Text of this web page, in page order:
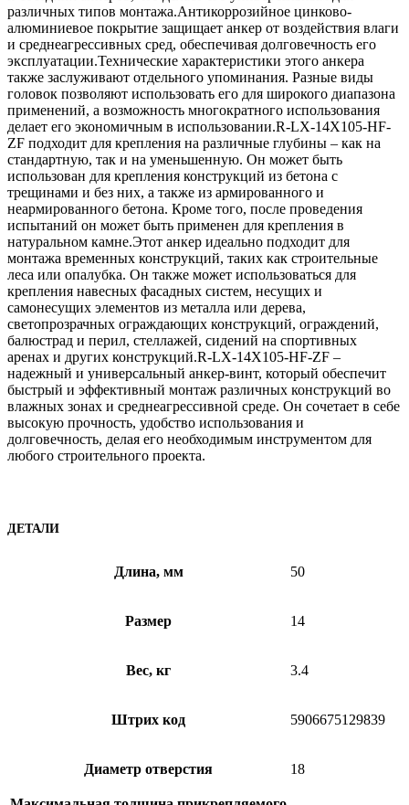
различных типов монтажа.Антикоррозийное цинково-
алюминиевое покрытие защищает анкер от воздействия влаги
и среднеагрессивных сред, обеспечивая долговечность его
эксплуатации.Технические характеристики этого анкера
также заслуживают отдельного упоминания. Разные виды
головок позволяют использовать его для широкого диапазона
применений, а возможность многократного использования
делает его экономичным в использовании.R-LX-14X105-HF-
ZF подходит для крепления на различные глубины – как на
стандартную, так и на уменьшенную. Он может быть
использован для крепления конструкций из бетона с
трещинами и без них, а также из армированного и
неармированного бетона. Кроме того, после проведения
испытаний он может быть применен для крепления в
натуральном камне.Этот анкер идеально подходит для
монтажа временных конструкций, таких как строительные
леса или опалубка. Он также может использоваться для
крепления навесных фасадных систем, несущих и
самонесущих элементов из металла или дерева,
светопрозрачных ограждающих конструкций, ограждений,
балюстрад и перил, стеллажей, сидений на спортивных
аренах и других конструкций.R-LX-14X105-HF-ZF –
надежный и универсальный анкер-винт, который обеспечит
быстрый и эффективный монтаж различных конструкций во
влажных зонах и среднеагрессивной среде. Он сочетает в себе
высокую прочность, удобство использования и
долговечность, делая его необходимым инструментом для
любого строительного проекта.
ДЕТАЛИ
Длина, мм 50
Размер 14
Вес, кг 3.4
Штрих код 5906675129839
Диаметр отверстия 18